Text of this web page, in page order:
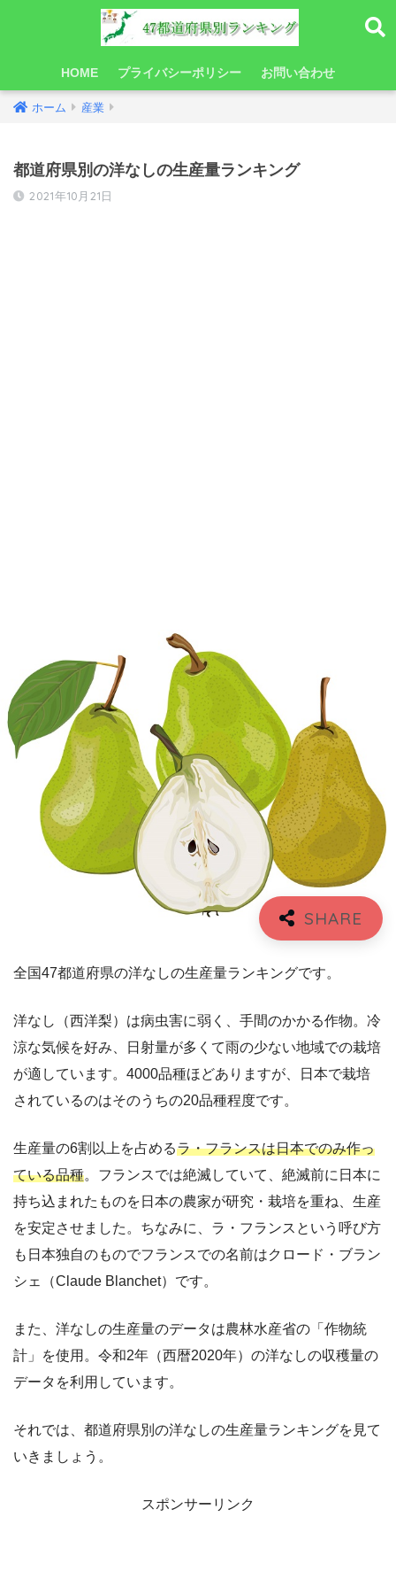
HOME プライバシーポリシー お問い合わせ
ホーム 産業
都道府県別の洋なしの生産量ランキング
2021年10月21日
全国47都道府県の洋なしの生産量ランキングです。
洋なし（西洋梨）は病虫害に弱く、手間のかかる作物。冷
涼な気候を好み、日射量が多くて雨の少ない地域での栽培
が適しています。4000品種ほどありますが、日本で栽培
されているのはそのうちの20品種程度です。
生産量の6割以上を占めるラ・フランスは日本でのみ作っ
ている品種。フランスでは絶滅していて、絶滅前に日本に
持ち込まれたものを日本の農家が研究・栽培を重ね、生産
を安定させました。ちなみに、ラ・フランスという呼び方
も日本独自のものでフランスでの名前はクロード・ブラン
シェ（Claude Blanchet）です。
また、洋なしの生産量のデータは農林水産省の「作物統
計」を使用。令和2年（西暦2020年）の洋なしの収穫量の
データを利用しています。
それでは、都道府県別の洋なしの生産量ランキングを見て
いきましょう。
スポンサーリンク